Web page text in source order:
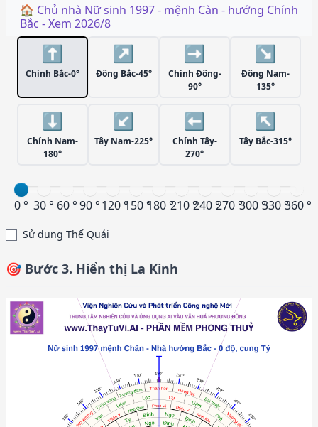
🏠 Chủ nhà Nữsinh 1997- mệnh Càn - hướng Chính
Bắc - Xem 2026/8
⬆️
Chính Bắc-0°
↗️
Đông Bắc-45°
➡️
Chính Đông-
90°
↘️
Đông Nam-
135°
⬇️
Chính Nam-
180°
↙️
Tây Nam-225°
⬅️
Chính Tây-
270°
↖️
Tây Bắc-315°
0 ° 30 ° 60 °90 °120 °150 °180 °210 °240 °270 °300 °330 °360 °
Sử dụng Thế Quái
🎯 Bước 3. Hiển thị La Kinh